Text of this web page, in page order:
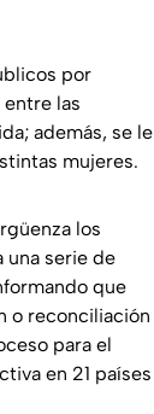
por
las
además, se le
mujeres.
los
una serie de
que
o reconciliación
para el
en 21 países